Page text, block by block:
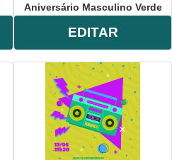
Aniversário Masculino Verde
EDITAR